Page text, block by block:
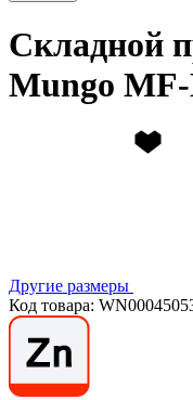
Складной
Mungo
Другие размеры
Код товара: